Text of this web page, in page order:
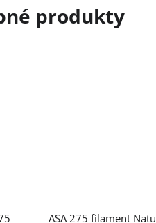
ASA 275 filament